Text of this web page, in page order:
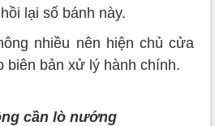
lại số bánh này.
nhiều nên hiện chủ cửa
biên bản xử lý hành chính.
cần lò nướng